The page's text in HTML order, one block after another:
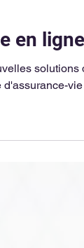
en ligne
solutions
vie